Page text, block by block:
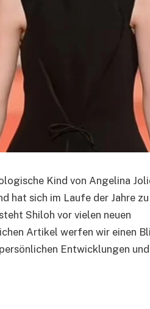
Kind von Angelina
hat sich im Laufe der Jahre zu
Shiloh vor vielen neuen
Artikel werfen wir einen
Entwicklungen